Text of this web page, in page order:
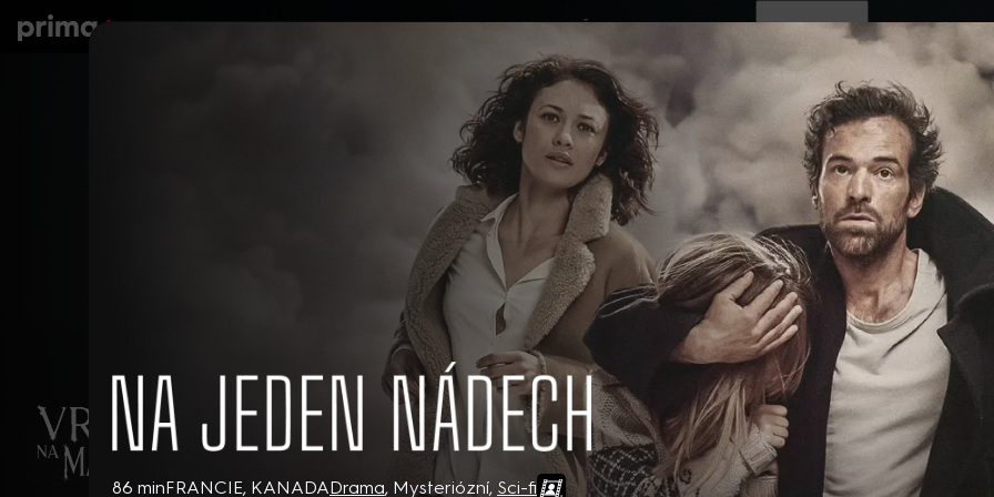
Seriály Filmy Děti Zprávy Novinky Živě TV program Operátoři
Na jeden nádech
86 minFRANCIE, KANADADrama, Mysteriózní, Sci-fi
prima+